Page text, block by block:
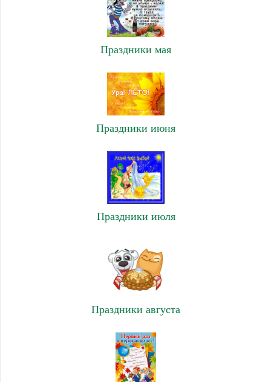
Праздники мая
Праздники июня
Праздники июля
Праздники августа